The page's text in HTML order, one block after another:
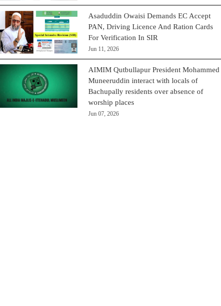
Asaduddin Owaisi Demands EC Accept
PAN, Driving Licence And Ration Cards
For Verification In SIR
Jun 11, 2026
AIMIM Qutbullapur President Mohammed
Muneeruddin interact with locals of
Bachupally residents over absence of
worship places
Jun 07, 2026